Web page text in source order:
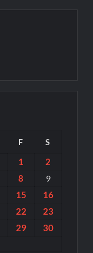
F S
1 2
8 9
15
16
22
23
29 30